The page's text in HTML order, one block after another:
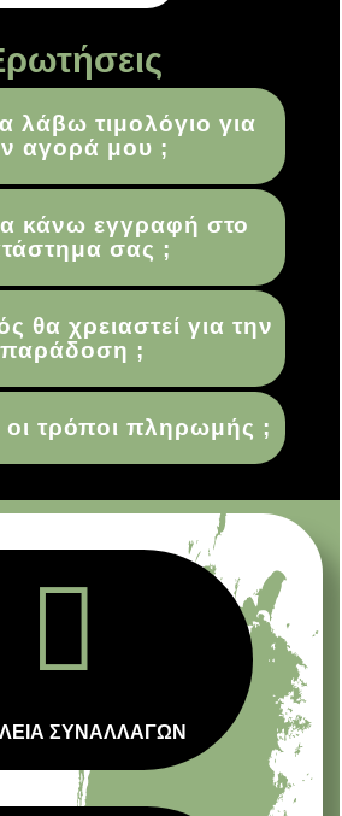
τιμολόγιο για
αγορά μου ;
κάνω εγγραφή στο
σας ;
θα χρειαστεί για την
παράδοση ;
οι τρόποι πληρωμής ;

ΣΥΝΑΛΛΑΓΩΝ